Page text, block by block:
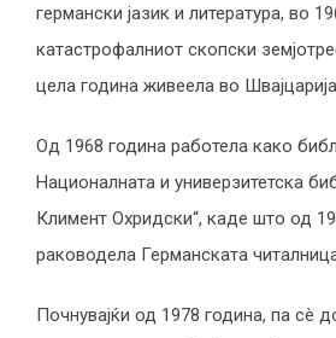
германски јазик и литература, во
катастрофалниот скопски
цела година живеела во
Од 1968 година работела како
Националната и универзитетска
Климент Охридски“, каде што од
раководела Германската
Почнувајќи од 1978 година, па сè